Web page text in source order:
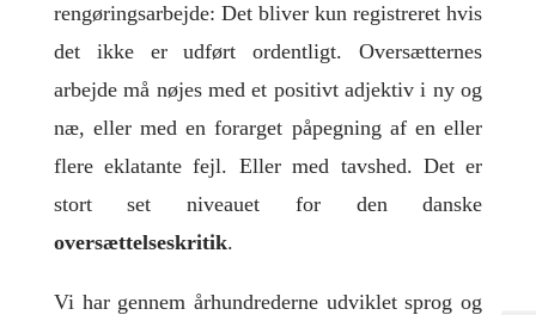
rengøringsarbejde: Det bliver kun registreret hvis
det ikke er udført ordentligt. Oversætternes
arbejde må nøjes med et positivt adjektiv i ny og
næ, eller med en forarget påpegning af en eller
flere eklatante fejl. Eller med tavshed. Det er
stort set niveauet for den danske
oversættelseskritik.
Vi har gennem århundrederne udviklet sprog og